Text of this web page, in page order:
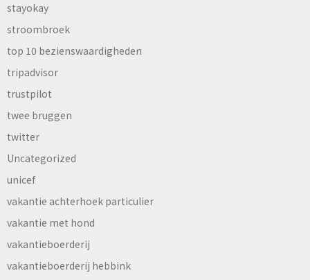
stayokay
stroombroek
top 10 bezienswaardigheden
tripadvisor
trustpilot
twee bruggen
twitter
Uncategorized
unicef
vakantie achterhoek particulier
vakantie met hond
vakantieboerderij
vakantieboerderij hebbink